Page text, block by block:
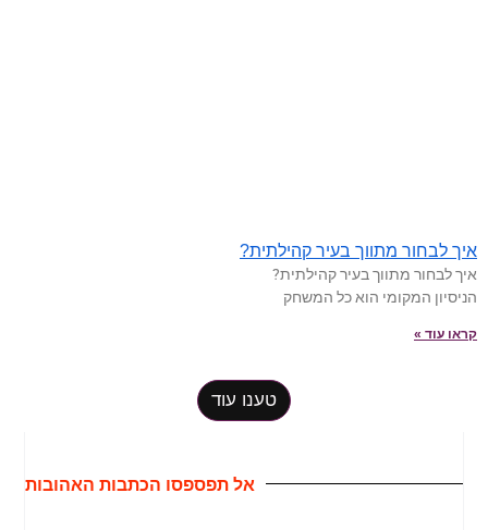
איך לבחור מתווך בעיר קהילתית?
איך לבחור מתווך בעיר קהילתית?
הניסיון המקומי הוא כל המשחק
קראו עוד »
טענו עוד
אל תפספסו הכתבות האהובות